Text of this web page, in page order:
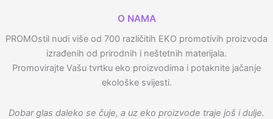
O NAMA
PROMOstil nudi više od 700 različitih EKO promotivih proizvoda
izrađenih od prirodnih i neštetnih materijala.
Promovirajte Vašu tvrtku eko proizvodima i potaknite jačanje
ekološke svijesti.
Dobar glas daleko se čuje, a uz eko proizvode traje još i dulje.